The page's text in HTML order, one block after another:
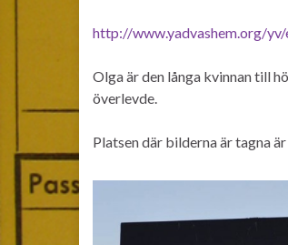
http://www.yadvashem.org/
Olga är den långa kvinnan till
överlevde.
Platsen där bilderna är tagna